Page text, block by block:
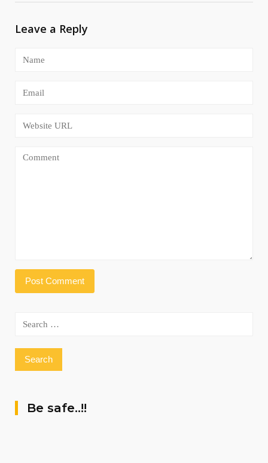
Leave a Reply
Search
Be safe..!!